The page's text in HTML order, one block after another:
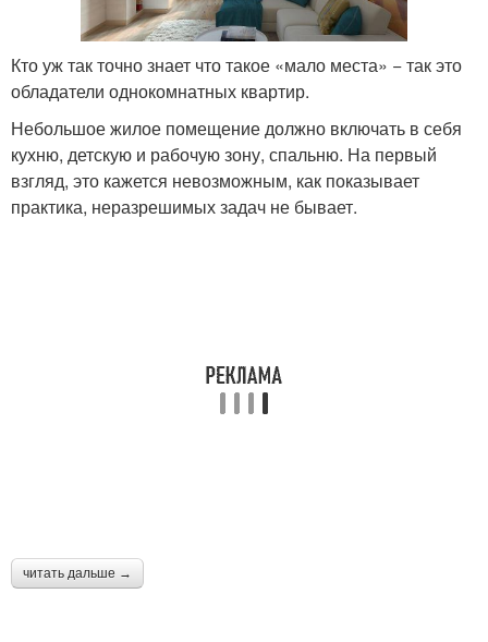
Кто уж так точно знает что такое «мало места» − так это
обладатели однокомнатных квартир.
Небольшое жилое помещение должно включать в себя
кухню, детскую и рабочую зону, спальню. На первый
взгляд, это кажется невозможным, как показывает
практика, неразрешимых задач не бывает.
читать дальше →